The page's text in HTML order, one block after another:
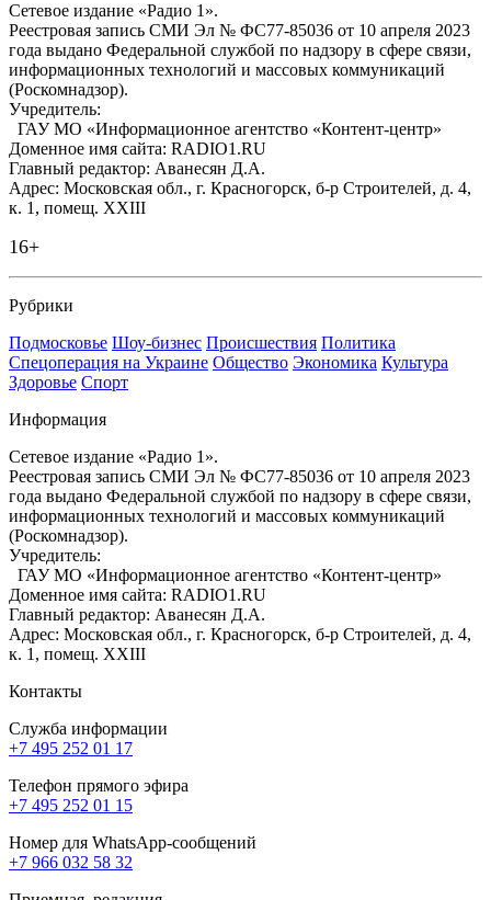
Сетевое издание «Радио 1».
Реестровая запись СМИ Эл № ФС77-85036 от 10 апреля 2023
года выдано Федеральной службой по надзору в сфере связи,
информационных технологий и массовых коммуникаций
(Роскомнадзор).
Учредитель:
ГАУ МО «Информационное агентство «Контент-центр»
Доменное имя сайта: RADIO1.RU
Главный редактор: Аванесян Д.А.
Адрес: Московская обл., г. Красногорск, б-р Строителей, д. 4,
к. 1, помещ. XXIII
16+
Рубрики
Подмосковье Шоу-бизнес Происшествия Политика
Спецоперация на Украине Общество Экономика Культура
Здоровье Спорт
Информация
Сетевое издание «Радио 1».
Реестровая запись СМИ Эл № ФС77-85036 от 10 апреля 2023
года выдано Федеральной службой по надзору в сфере связи,
информационных технологий и массовых коммуникаций
(Роскомнадзор).
Учредитель:
ГАУ МО «Информационное агентство «Контент-центр»
Доменное имя сайта: RADIO1.RU
Главный редактор: Аванесян Д.А.
Адрес: Московская обл., г. Красногорск, б-р Строителей, д. 4,
к. 1, помещ. XXIII
Контакты
Служба информации
+7 495 252 01 17
Телефон прямого эфира
+7 495 252 01 15
Номер для WhatsApp-сообщений
+7 966 032 58 32